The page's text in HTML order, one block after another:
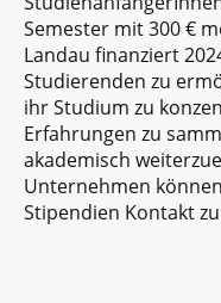
Semester mit 300 €
Landau finanziert
Studierenden zu
ihr Studium zu
Erfahrungen zu
akademisch
Unternehmen
Stipendien Kontakt